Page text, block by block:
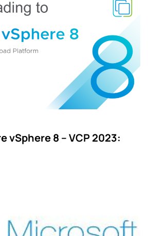
vSphere 8 – VCP 2023: